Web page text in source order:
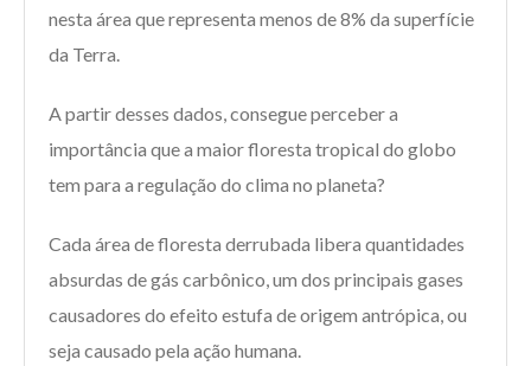
nesta área que representa menos de 8% da superfície
da Terra.
A partir desses dados, consegue perceber a
importância que a maior floresta tropical do globo
tem para a regulação do clima no planeta?
Cada área de floresta derrubada libera quantidades
absurdas de gás carbônico, um dos principais gases
causadores do efeito estufa de origem antrópica, ou
seja causado pela ação humana.